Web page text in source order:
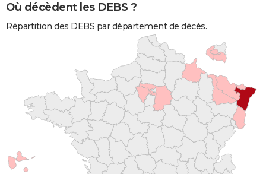
Où décèdent les DEBS ?
Répartition des DEBS par département de décès.